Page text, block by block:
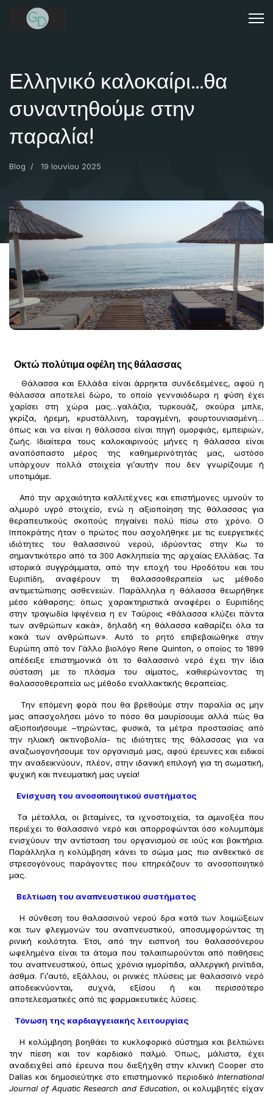
Ελληνικό καλοκαίρι…θα
συναντηθούμε στην
παραλία!
Blog 19 Ιουνίου 2025
Οκτώ πολύτιμα οφέλη της θάλασσας
Θάλασσα και Ελλάδα είναι άρρηκτα συνδεδεμένες, αφού η
θάλασσα αποτελεί δώρο, το οποίο γενναιόδωρα η φύση έχει
χαρίσει στη χώρα μας…γαλάζια, τυρκουάζ, σκούρα μπλε,
γκρίζα, ήρεμη, κρυστάλλινη, ταραγμένη, φουρτουνιασμένη…
όπως και να είναι η θάλασσα είναι πηγή ομορφιάς, εμπειριών,
ζωής. Ιδιαίτερα τους καλοκαιρινούς μήνες η θάλασσα είναι
αναπόσπαστο μέρος της καθημερινότητάς μας, ωστόσο
υπάρχουν πολλά στοιχεία γι’αυτήν που δεν γνωρίζουμε ή
υποτιμάμε.
Από την αρχαιότητα καλλιτέχνες και επιστήμονες υμνούν το
αλμυρό υγρό στοιχείο, ενώ η αξιοποίηση της θάλασσας για
θεραπευτικούς σκοπούς πηγαίνει πολύ πίσω στο χρόνο. Ο
Ιπποκράτης ήταν ο πρώτος που ασχολήθηκε με τις ευεργετικές
ιδιότητες του θαλασσινού νερού, ιδρύοντας στην Κω το
σημαντικότερο από τα 300 Ασκληπιεία της αρχαίας Ελλάδας. Τα
ιστορικά συγγράμματα, από την εποχή του Ηροδότου και του
Ευριπίδη, αναφέρουν τη θαλασσοθεραπεία ως μέθοδο
αντιμετώπισης ασθενειών. Παράλληλα η θάλασσα θεωρήθηκε
μέσο κάθαρσης: όπως χαρακτηριστικά αναφέρει ο Ευριπίδης
στην τραγωδία Ιφιγένεια η εν Ταύροις «θάλασσα κλύζει πάντα
των ανθρώπων κακά», δηλαδή «η θάλασσα καθαρίζει όλα τα
κακά των ανθρώπων». Αυτό το ρητό επιβεβαιώθηκε στην
Ευρώπη από τον Γάλλο βιολόγο Rene Quinton, ο οποίος το 1899
απέδειξε επιστημονικά ότι το θαλασσινό νερό έχει την ίδια
σύσταση με το πλάσμα του αίματος, καθιερώνοντας τη
θαλασσοθεραπεία ως μέθοδο εναλλακτικής θεραπείας.
Την επόμενη φορά που θα βρεθούμε στην παραλία ας μην
μας απασχολήσει μόνο το πόσο θα μαυρίσουμε αλλά πώς θα
αξιοποιήσουμε –τηρώντας, φυσικά, τα μέτρα προστασίας από
την ηλιακή ακτινοβολία- τις ιδιότητες της θάλασσας για να
αναζωογονήσουμε τον οργανισμό μας, αφού έρευνες και ειδικοί
την αναδεικνύουν, πλέον, στην ιδανική επιλογή για τη σωματική,
ψυχική και πνευματική μας υγεία!
Ενίσχυση του ανοσοποιητικού συστήματος
Τα μέταλλα, οι βιταμίνες, τα ιχνοστοιχεία, τα αμινοξέα που
περιέχει το θαλασσινό νερό και απορροφώνται όσο κολυμπάμε
ενισχύουν την αντίσταση του οργανισμού σε ιούς και βακτήρια.
Παράλληλα η κολύμβηση κάνει το σώμα μας πιο ανθεκτικό σε
στρεσογόνους παράγοντες που επηρεάζουν το ανοσοποιητικό
μας.
Βελτίωση του αναπνευστικού συστήματος
Η σύνθεση του θαλασσινού νερού δρα κατά των λοιμώξεων
και των φλεγμονών του αναπνευστικού, αποσυμφορώντας τη
ρινική κοιλότητα. Έτσι, από την εισπνοή του θαλασσόνερου
ωφελημένα είναι τα άτομα που ταλαιπωρούνται από παθήσεις
του αναπνευστικού, όπως χρόνια ιγμορίτιδα, αλλεργική ρινίτιδα,
άσθμα. Γι’αυτό, εξάλλου, οι ρινικές πλύσεις με θαλασσινό νερό
αποδεικνύονται, συχνά, εξίσου ή και περισσότερο
αποτελεσματικές από τις φαρμακευτικές λύσεις.
Τόνωση της καρδιαγγειακής λειτουργίας
Η κολύμβηση βοηθάει το κυκλοφορικό σύστημα και βελτιώνει
την πίεση και τον καρδιακό παλμό. Όπως, μάλιστα, έχει
αναδειχθεί από έρευνα που διεξήχθη στην κλινική Cooper στο
Dallas και δημοσιεύτηκε στο επιστημονικό περιοδικό International
JournalofAquaticResearch and Education, οι κολυμβητές είχαν